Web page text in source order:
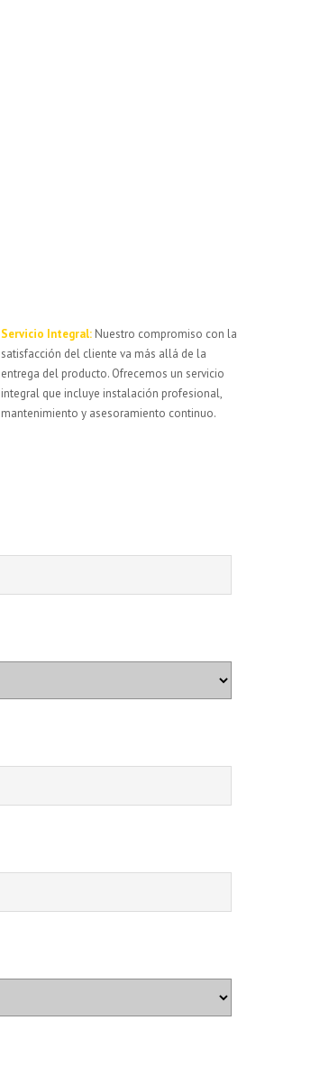
Servicio Integral: Nuestro compromiso con la
satisfacción del cliente va más allá de la
entrega del producto. Ofrecemos un servicio
integral que incluye instalación profesional,
mantenimiento y asesoramiento continuo.